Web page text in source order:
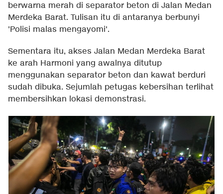
berwarna merah di separator beton di Jalan Medan
Merdeka Barat. Tulisan itu di antaranya berbunyi
'Polisi malas mengayomi'.
Sementara itu, akses Jalan Medan Merdeka Barat
ke arah Harmoni yang awalnya ditutup
menggunakan separator beton dan kawat berduri
sudah dibuka. Sejumlah petugas kebersihan terlihat
membersihkan lokasi demonstrasi.